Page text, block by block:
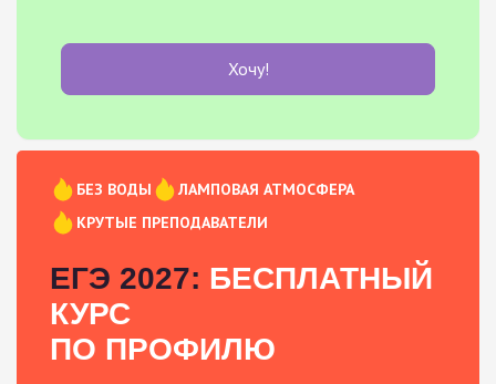
Хочу!
БЕЗ ВОДЫ
ЛАМПОВАЯ АТМОСФЕРА
КРУТЫЕ ПРЕПОДАВАТЕЛИ
ЕГЭ 2027: БЕСПЛАТНЫЙ
КУРС
ПО ПРОФИЛЮ